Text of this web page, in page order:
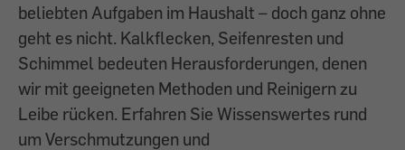
beliebten Aufgaben im Haushalt – doch ganz ohne
geht es nicht. Kalkflecken, Seifenresten und
Schimmel bedeuten Herausforderungen, denen
wir mit geeigneten Methoden und Reinigern zu
Leibe rücken. Erfahren Sie Wissenswertes rund
um Verschmutzungen und